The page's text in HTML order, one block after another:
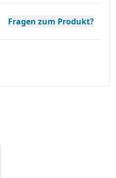
Fragen zum Produkt?